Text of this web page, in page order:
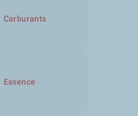
Carburants
Essence